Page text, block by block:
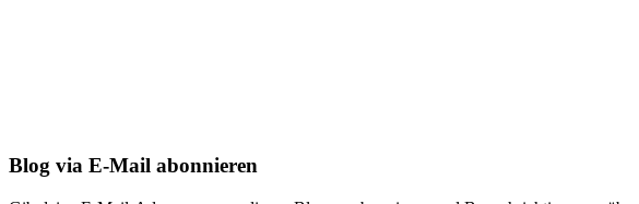
Blog via E-Mail abonnieren